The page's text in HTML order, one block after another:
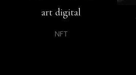
art digital
NFT